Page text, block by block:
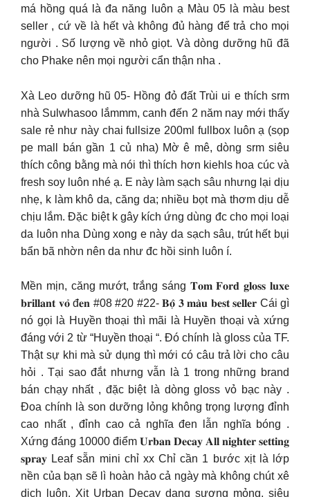
má hồng quá là đa năng luôn ạ Màu 05 là màu best
seller , cứ về là hết và không đủ hàng để trả cho mọi
người . Số lượng về nhỏ giọt. Và dòng dưỡng hũ đã
cho Phake nên mọi người cẩn thận nha .
Xà Leo dưỡng hũ 05- Hồng đỏ đất Trùi ui e thích srm
nhà Sulwhasoo lắmmm, canh đến 2 năm nay mới thấy
sale rẻ như này chai fullsize 200ml fullbox luôn ạ (sọp
pe mall bán gần 1 củ nha) Mờ ê mê, dòng srm siêu
thích công bằng mà nói thì thích hơn kiehls hoa cúc và
fresh soy luôn nhé ạ. E này làm sạch sâu nhưng lại dịu
nhẹ, k làm khô da, căng da; nhiều bọt mà thơm dịu dễ
chịu lắm. Đặc biệt k gây kích ứng dùng đc cho mọi loại
da luôn nha Dùng xong e này da sạch sâu, trút hết bụi
bẩn bã nhờn nên da như đc hồi sinh luôn í.
Mền mịn, căng mướt, trắng sáng 𝐓𝐨𝐦 𝐅𝐨𝐫𝐝 𝐠𝐥𝐨𝐬𝐬 𝐥𝐮𝐱𝐞
𝐛𝐫𝐢𝐥𝐥𝐚𝐧𝐭 𝐯𝐨̉ đ𝐞𝐧 #08 #20 #22- 𝐁𝐨̣̂ 𝟑 𝐦𝐚̀𝐮 𝐛𝐞𝐬𝐭 𝐬𝐞𝐥𝐥𝐞𝐫 Cái gì
nó gọi là Huyền thoại thì mãi là Huyền thoại và xứng
đáng với 2 từ “Huyền thoại “. Đó chính là gloss của TF.
Thật sự khi mà sử dụng thì mới có câu trả lời cho câu
hỏi . Tại sao đắt nhưng vẫn là 1 trong những brand
bán chạy nhất , đặc biệt là dòng gloss vỏ bạc này .
Đoa chính là son dưỡng lỏng không trọng lượng đỉnh
cao nhất , đỉnh cao cả nghĩa đen lẫn nghĩa bóng .
Xứng đáng 10000 điểm 𝐔𝐫𝐛𝐚𝐧 𝐃𝐞𝐜𝐚𝐲 𝐀𝐥𝐥 𝐧𝐢𝐠𝐡𝐭𝐞𝐫 𝐬𝐞𝐭𝐭𝐢𝐧𝐠
𝐬𝐩𝐫𝐚𝐲 Leaf sẵn mini chỉ xx Chỉ cần 1 bước xịt là lớp
nền của bạn sẽ lì hoàn hảo cả ngày mà không chút xê
dịch luôn. Xịt Urban Decay dạng sương mỏng, siêu